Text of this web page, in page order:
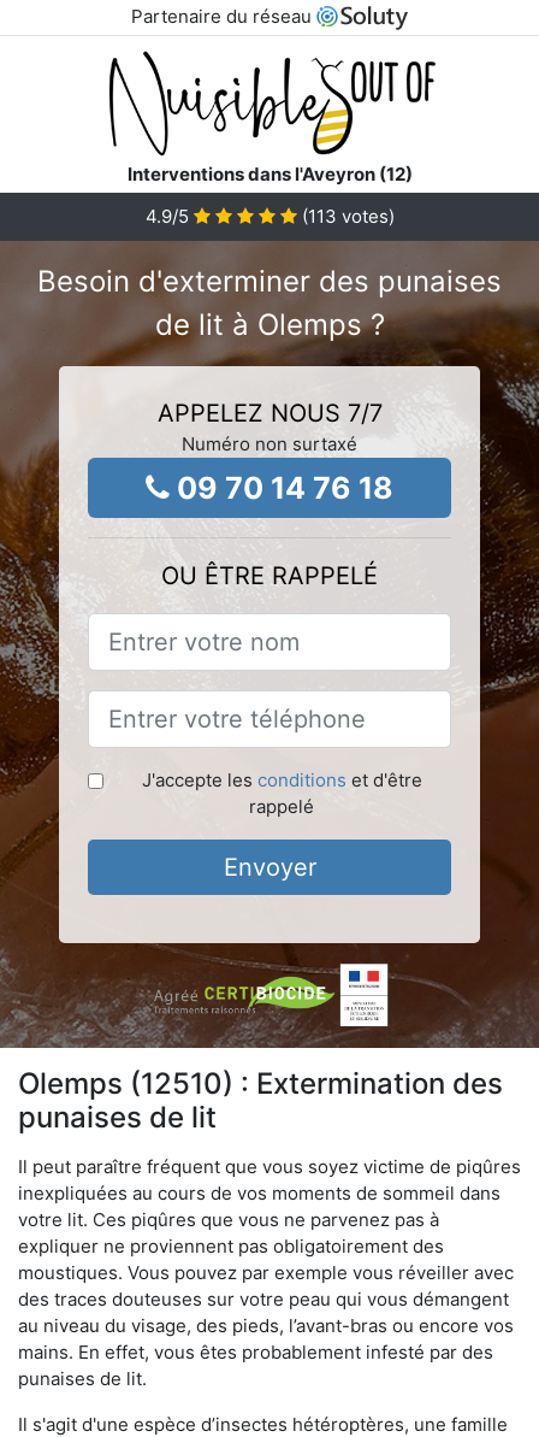
Partenaire du réseau
Interventions dans l'Aveyron (12)
4.9/5 (113 votes)
Besoin d'exterminer des punaises
de lit à Olemps ?
APPELEZ NOUS 7/7
Numéro non surtaxé
09 70 14 76 18
OU ÊTRE RAPPELÉ
J'accepte les conditions et d'être
rappelé
Envoyer
Olemps (12510) : Extermination des
punaises de lit
Il peut paraître fréquent que vous soyez victime de piqûres
inexpliquées au cours de vos moments de sommeil dans
votre lit. Ces piqûres que vous ne parvenez pas à
expliquer ne proviennent pas obligatoirement des
moustiques. Vous pouvez par exemple vous réveiller avec
des traces douteuses sur votre peau qui vous démangent
au niveau du visage, des pieds, l’avant-bras ou encore vos
mains. En effet, vous êtes probablement infesté par des
punaises de lit.
Il s'agit d'une espèce d’insectes hétéroptères, une famille